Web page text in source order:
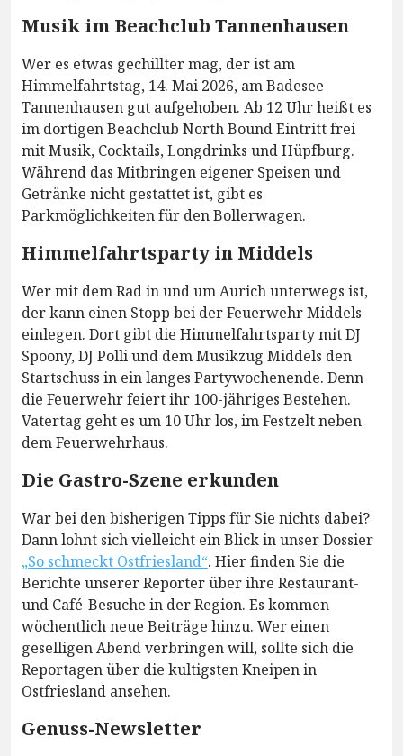
Musik im Beachclub Tannenhausen
Wer es etwas gechillter mag, der ist am
Himmelfahrtstag, 14. Mai 2026, am Badesee
Tannenhausen gut aufgehoben. Ab 12 Uhr heißt es
im dortigen Beachclub North Bound Eintritt frei
mit Musik, Cocktails, Longdrinks und Hüpfburg.
Während das Mitbringen eigener Speisen und
Getränke nicht gestattet ist, gibt es
Parkmöglichkeiten für den Bollerwagen.
Himmelfahrtsparty in Middels
Wer mit dem Rad in und um Aurich unterwegs ist,
der kann einen Stopp bei der Feuerwehr Middels
einlegen. Dort gibt die Himmelfahrtsparty mit DJ
Spoony, DJ Polli und dem Musikzug Middels den
Startschuss in ein langes Partywochenende. Denn
die Feuerwehr feiert ihr 100-jähriges Bestehen.
Vatertag geht es um 10 Uhr los, im Festzelt neben
dem Feuerwehrhaus.
Die Gastro-Szene erkunden
War bei den bisherigen Tipps für Sie nichts dabei?
Dann lohnt sich vielleicht ein Blick in unser Dossier
„So schmeckt Ostfriesland“. Hier finden Sie die
Berichte unserer Reporter über ihre Restaurant-
und Café-Besuche in der Region. Es kommen
wöchentlich neue Beiträge hinzu. Wer einen
geselligen Abend verbringen will, sollte sich die
Reportagen über die kultigsten Kneipen in
Ostfriesland ansehen.
Genuss-Newsletter